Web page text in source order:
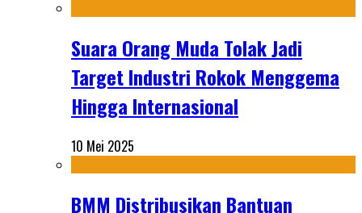
Suara Orang Muda Tolak Jadi
Target Industri Rokok Menggema
Hingga Internasional
10 Mei 2025
BMM Distribusikan Bantuan